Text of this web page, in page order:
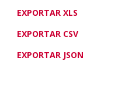
EXPORTAR XLS
EXPORTAR CSV
EXPORTAR JSON